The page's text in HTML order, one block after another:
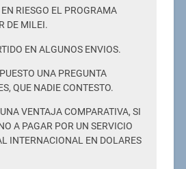
RIESGO EL PROGRAMA
DE MILEI.
EN ALGUNOS ENVIOS.
UNA PREGUNTA
QUE NADIE CONTESTO.
VENTAJA COMPARATIVA, SI
A PAGAR POR UN SERVICIO
INTERNACIONAL EN DOLARES